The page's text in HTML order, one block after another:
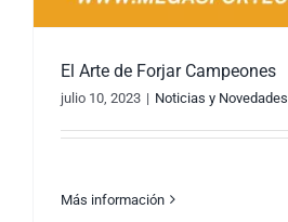
El Arte de Forjar Campeones
julio 10, 2023 | Noticias y Novedades
Más información